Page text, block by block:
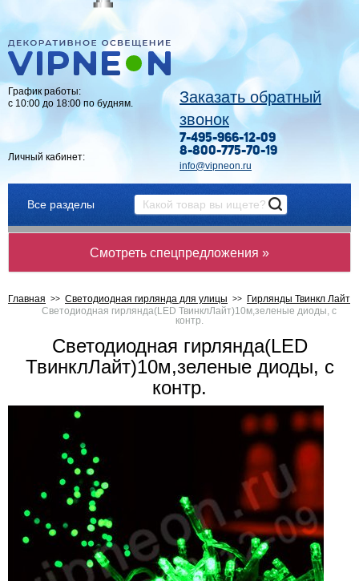
График работы:
с 10:00 до 18:00 по будням.
Личный кабинет:
Заказать обратный
звонок
7-495-966-12-09
8-800-775-70-19
info@vipneon.ru
Все разделы
Смотреть спецпредложения »
Главная Светодиодная гирлянда для улицы
Гирлянды Твинкл Лайт
Светодиодная гирлянда(LED ТвинклЛайт)10м,зеленые диоды, с
контр.
Светодиодная гирлянда(LED
ТвинклЛайт)10м,зеленые диоды, с
контр.